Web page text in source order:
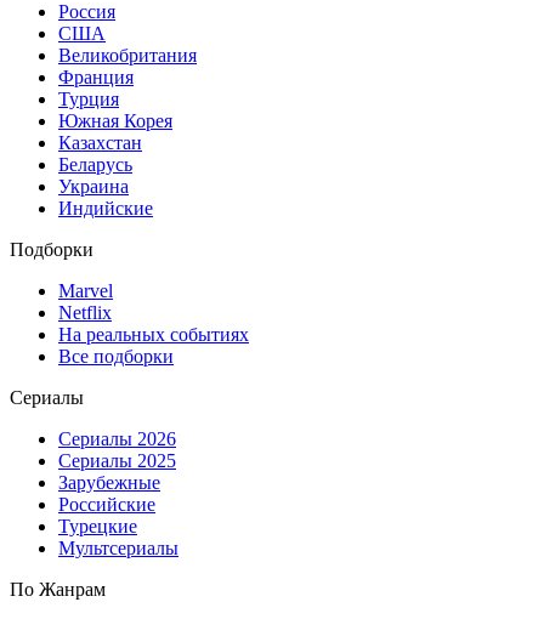
Россия
США
Великобритания
Франция
Турция
Южная Корея
Казахстан
Беларусь
Украина
Индийские
Подборки
Marvel
Netflix
На реальных событиях
Все подборки
Сериалы
Сериалы 2026
Сериалы 2025
Зарубежные
Российские
Турецкие
Мультсериалы
По Жанрам